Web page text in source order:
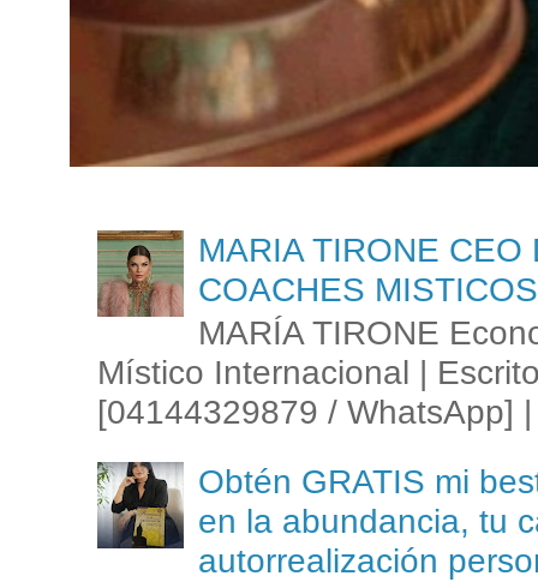
MARIA TIRONE
COACHES
MARÍA TIRONE
Místico Internacional |
[04144329879 / WhatsApp]
Obtén GRATIS mi
en la abundancia, tu
autorrealización